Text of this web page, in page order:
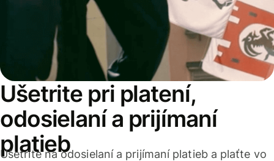
Ušetrite pri platení,
odosielaní a prijímaní
platieb
Ušetrite na odosielaní a prijímaní platieb a plaťte vo